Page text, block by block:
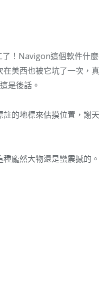
！Navigon這個軟件什
美西也被它坑了一次，
是後話。
的地標來估摸位置，謝
龐然大物還是蠻震撼的。